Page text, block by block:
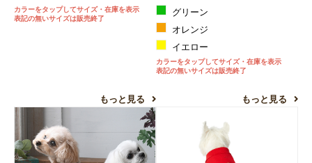
カラーをタップしてサイズ・在庫を表示
表記の無いサイズは販売終了
もっと見る
グリーン
オレンジ
イエロー
カラーをタップしてサイズ・在庫を表示
表記の無いサイズは販売終了
もっと見る